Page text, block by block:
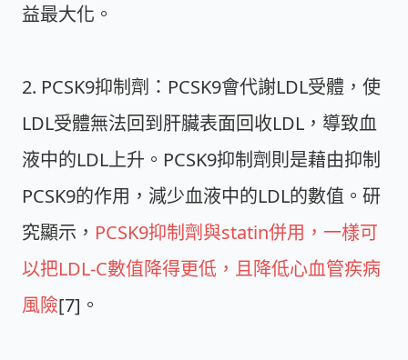
益最大化。
2. PCSK9抑制劑：PCSK9會代謝LDL受體，使
LDL受體無法回到肝臟表面回收LDL，導致血
液中的LDL上升。PCSK9抑制劑則是藉由抑制
PCSK9的作用，減少血液中的LDL的數值。研
究顯示， PCSK9抑制劑與statin併用，一樣可
以把LDL-C數值降得更低，且降低心血管疾病
風險[7]。